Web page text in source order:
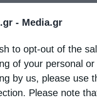
- Media.gr
to opt-out of the
of your personal
by us, please use
Please note
23 Μαΐου, τα
Ναού των
Αγίας Αναστασίας
…